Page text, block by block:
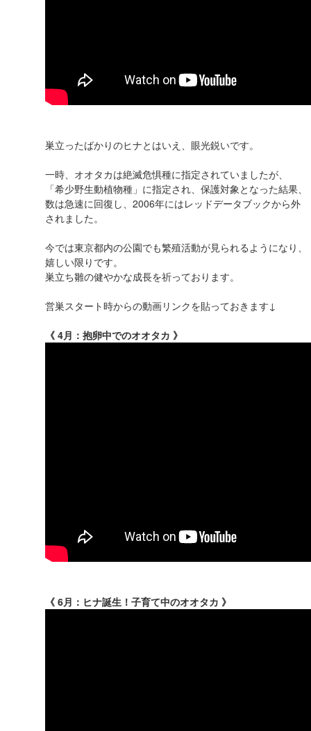
巣立ったばかりのヒナとはいえ、眼光鋭いです。
一時、オオタカは絶滅危惧種に指定されていましたが、
「希少野生動植物種」に指定され、保護対象となった結果、
数は急速に回復し、2006年にはレッドデータブックから外
されました。
今では東京都内の公園でも繁殖活動が見られるようになり、
嬉しい限りです。
巣立ち雛の健やかな成長を祈っております。
営巣スタート時からの動画リンクを貼っておきます↓
《 4月：抱卵中でのオオタカ 》
《 6月：ヒナ誕生！子育て中のオオタカ 》